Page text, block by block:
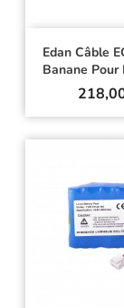
Edan Câble
Banane Pour
Prix